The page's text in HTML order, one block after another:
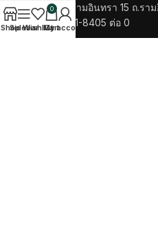
14/201-202 ซ.รามอินทรา 15 ถ.รา
โทรศัพท์ 02-521-8405 ต่อ 0
ShopSidebar
Wishlist
0
Cart
My account